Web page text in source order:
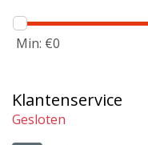
Min: €0
Klantenservice
Gesloten